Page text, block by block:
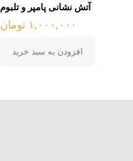
آتش نشانی پامپر و تلبوم
۱,۰۰۰,۰۰۰ تومان
افزودن به سبد خرید